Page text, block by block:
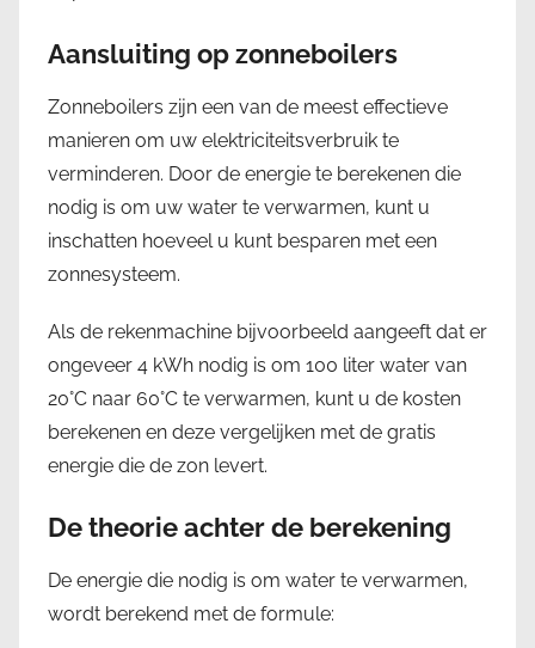
Aansluiting op zonneboilers
Zonneboilers zijn een van de meest effectieve
manieren om uw elektriciteitsverbruik te
verminderen. Door de energie te berekenen die
nodig is om uw water te verwarmen, kunt u
inschatten hoeveel u kunt besparen met een
zonnesysteem.
Als de rekenmachine bijvoorbeeld aangeeft dat er
ongeveer 4 kWh nodig is om 100 liter water van
20°C naar 60°C te verwarmen, kunt u de kosten
berekenen en deze vergelijken met de gratis
energie die de zon levert.
De theorie achter de berekening
De energie die nodig is om water te verwarmen,
wordt berekend met de formule: